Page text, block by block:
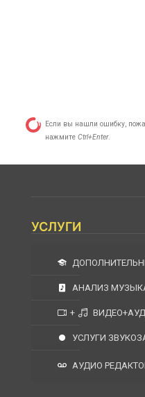
Если вы нашли ошибку,
нажмите Ctrl+Enter.
УСЛУГИ
АНАЛИЗ
+
УСЛУГИ
АУДИО